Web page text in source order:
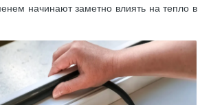
начинают заметно влиять на тепло в